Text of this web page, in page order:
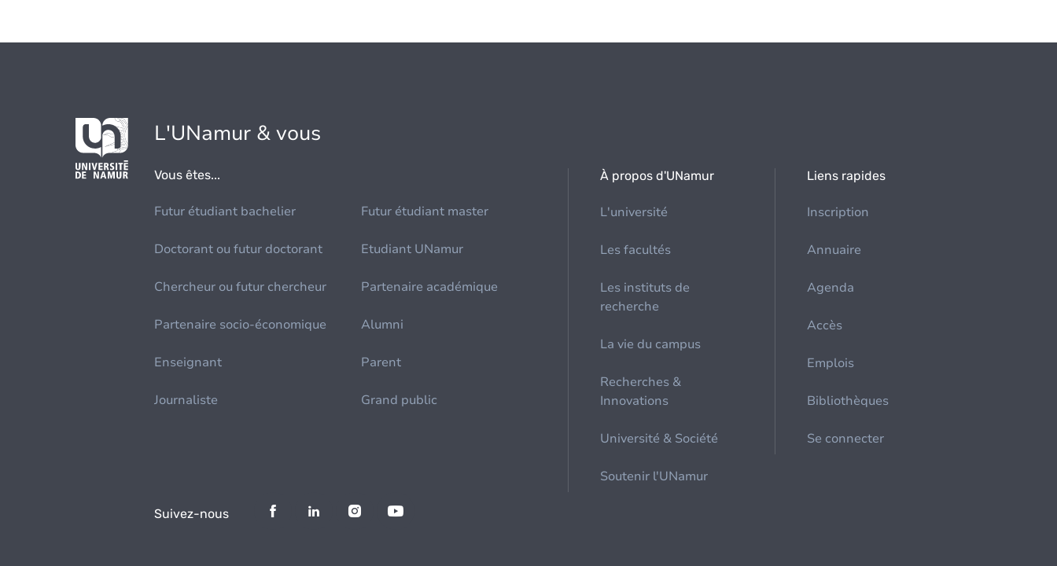
L'UNamur & vous
Vous êtes...
Futur étudiant bachelier Futur étudiant master
Doctorant ou futur doctorant Etudiant UNamur
Chercheur ou futur chercheur Partenaire académique
Partenaire socio-économique Alumni
Enseignant Parent
Journaliste Grand public
À propos d'UNamur
L'université
Les facultés
Les instituts de
recherche
La vie du campus
Recherches &
Innovations
Université & Société
Soutenir l'UNamur
Liens rapides
Inscription
Annuaire
Agenda
Accès
Emplois
Bibliothèques
Se connecter
Suivez-nous